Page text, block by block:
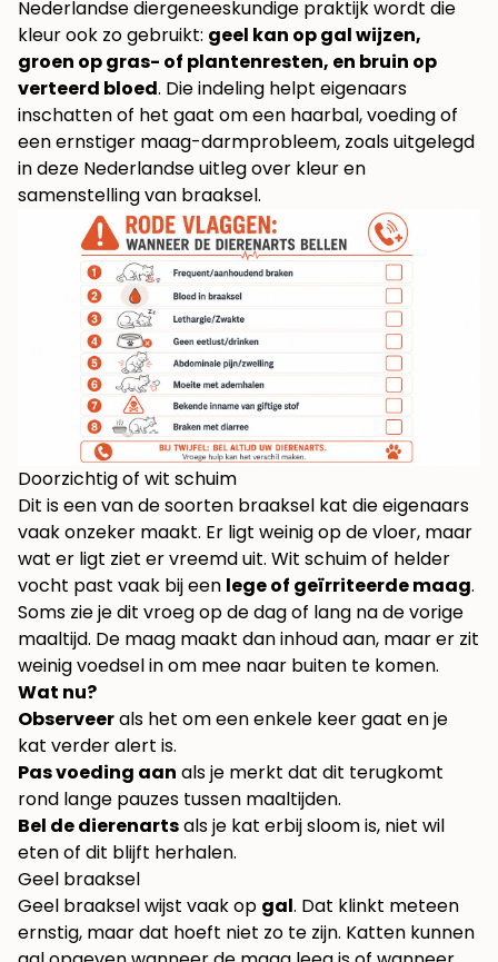
Nederlandse diergeneeskundige praktijk wordt die
kleur ook zo gebruikt: geel kan op gal wijzen,
groen op gras- of plantenresten, en bruin op
verteerd bloed. Die indeling helpt eigenaars
inschatten of het gaat om een haarbal, voeding of
een ernstiger maag-darmprobleem, zoals uitgelegd
in deze Nederlandse uitleg over kleur en
samenstelling van braaksel.
Doorzichtig of wit schuim
Dit is een van de soorten braaksel kat die eigenaars
vaak onzeker maakt. Er ligt weinig op de vloer, maar
wat er ligt ziet er vreemd uit. Wit schuim of helder
vocht past vaak bij een lege of geïrriteerde maag.
Soms zie je dit vroeg op de dag of lang na de vorige
maaltijd. De maag maakt dan inhoud aan, maar er zit
weinig voedsel in om mee naar buiten te komen.
Wat nu?
Observeerals het om een enkele keer gaat en je
kat verder alert is.
Pas voeding aan als je merkt dat dit terugkomt
rond lange pauzes tussen maaltijden.
Bel de dierenartsals je kat erbij sloom is, niet wil
eten of dit blijft herhalen.
Geel braaksel
Geel braaksel wijst vaak op gal. Dat klinkt meteen
ernstig, maar dat hoeft niet zo te zijn. Katten kunnen